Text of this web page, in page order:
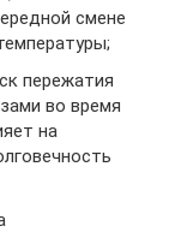
смене
пережатия
во время
на